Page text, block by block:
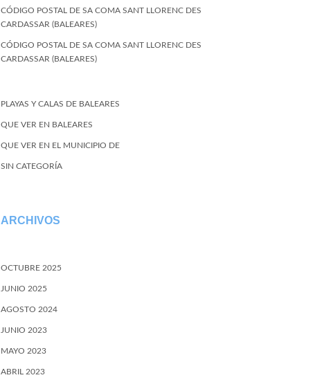
CÓDIGO POSTAL DE SA COMA SANT LLORENC DES
CARDASSAR (BALEARES)
CÓDIGO POSTAL DE SA COMA SANT LLORENC DES
CARDASSAR (BALEARES)
PLAYAS Y CALAS DE BALEARES
QUE VER EN BALEARES
QUE VER EN EL MUNICIPIO DE
SIN CATEGORÍA
ARCHIVOS
OCTUBRE 2025
JUNIO 2025
AGOSTO 2024
JUNIO 2023
MAYO 2023
ABRIL 2023